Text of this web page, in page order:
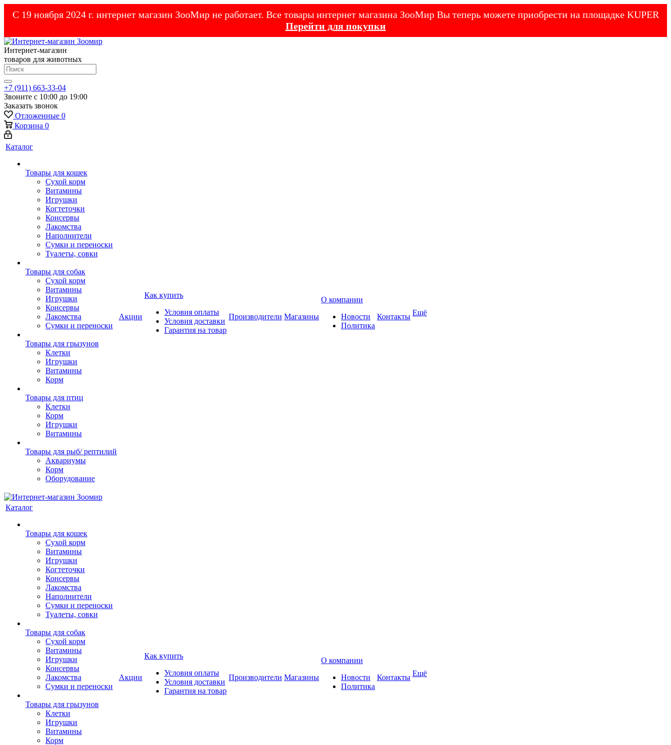
С 19 ноября 2024 г. интернет магазин ЗооМир не работает. Все товары интернет магазина ЗооМир Вы теперь можете приобрести на площадке KUPER
Перейти для покупки
Интернет-магазин
товаров для животных
+7 (911) 663-33-04
Звоните с 10:00 до 19:00
Заказать звонок
Отложенные 0
Корзина 0
Каталог
Товары для кошек
Cухой корм
Витамины
Игрушки
Когтеточки
Консервы
Лакомства
Наполнители
Сумки и переноски
Туалеты, совки
Товары для собак
Cухой корм
Витамины
Игрушки
Консервы
Лакомства
Сумки и переноски
Товары для грызунов
Клетки
Игрушки
Витамины
Корм
Товары для птиц
Клетки
Корм
Игрушки
Витамины
Товары для рыб/ рептилий
Аквариумы
Корм
Оборудование
Акции
Как купить
Условия оплаты
Условия доставки
Гарантия на товар
Производители Магазины
О компании
Новости
Политика
Контакты Ещё
Каталог
Товары для кошек
Cухой корм
Витамины
Игрушки
Когтеточки
Консервы
Лакомства
Наполнители
Сумки и переноски
Туалеты, совки
Товары для собак
Cухой корм
Витамины
Игрушки
Консервы
Лакомства
Сумки и переноски
Товары для грызунов
Клетки
Игрушки
Витамины
Корм
Акции
Как купить
Условия оплаты
Условия доставки
Гарантия на товар
Производители Магазины
О компании
Новости
Политика
Контакты Ещё